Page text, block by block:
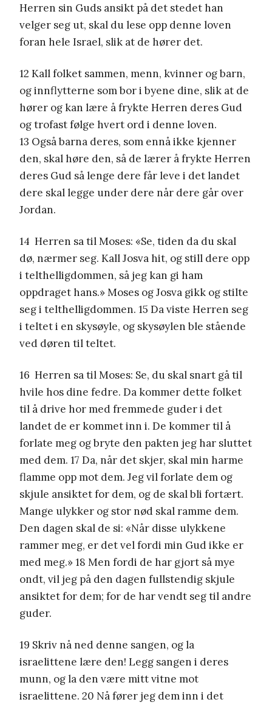
Herren sin Guds ansikt på det stedet han
velger seg ut, skal du lese opp denne loven
foran hele Israel, slik at de hører det.
12 Kall folket sammen, menn, kvinner og barn,
og innflytterne som bor i byene dine, slik at de
hører og kan lære å frykte Herren deres Gud
og trofast følge hvert ord i denne loven.
13 Også barna deres, som ennå ikke kjenner
den, skal høre den, så de lærer å frykte Herren
deres Gud så lenge dere får leve i det landet
dere skal legge under dere når dere går over
Jordan.
14 Herren sa til Moses: «Se, tiden da du skal
dø, nærmer seg. Kall Josva hit, og still dere opp
i telthelligdommen, så jeg kan gi ham
oppdraget hans.» Moses og Josva gikk og stilte
seg i telthelligdommen. 15 Da viste Herren seg
i teltet i en skysøyle, og skysøylen ble stående
ved døren til teltet.
16 Herren sa til Moses: Se, du skal snart gå til
hvile hos dine fedre. Da kommer dette folket
til å drive hor med fremmede guder i det
landet de er kommet inn i. De kommer til å
forlate meg og bryte den pakten jeg har sluttet
med dem. 17 Da, når det skjer, skal min harme
flamme opp mot dem. Jeg vil forlate dem og
skjule ansiktet for dem, og de skal bli fortært.
Mange ulykker og stor nød skal ramme dem.
Den dagen skal de si: «Når disse ulykkene
rammer meg, er det vel fordi min Gud ikke er
med meg.» 18 Men fordi de har gjort så mye
ondt, vil jeg på den dagen fullstendig skjule
ansiktet for dem; for de har vendt seg til andre
guder.
19 Skriv nå ned denne sangen, og la
israelittene lære den! Legg sangen i deres
munn, og la den være mitt vitne mot
israelittene. 20 Nå fører jeg dem inn i det